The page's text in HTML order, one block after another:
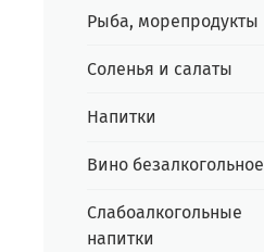
Рыба, морепродукты
Соленья и салаты
Напитки
Вино безалкогольное
Слабоалкогольные
напитки